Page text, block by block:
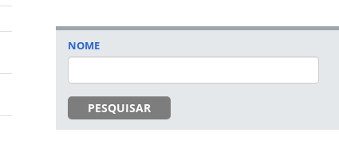
NOME
PESQUISAR